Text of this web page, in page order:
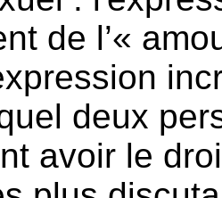
de l’«
deux
avoir le